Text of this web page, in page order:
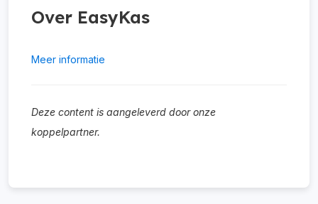
Over EasyKas
Meer informatie
Deze content is aangeleverd door onze
koppelpartner.